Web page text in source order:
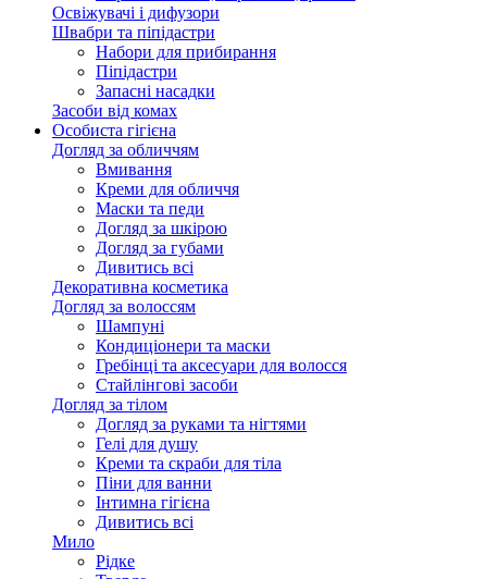
Освіжувачі і дифузори
Швабри та піпідастри
Набори для прибирання
Піпідастри
Запасні насадки
Засоби від комах
Особиста гігієна
Догляд за обличчям
Вмивання
Креми для обличчя
Маски та педи
Догляд за шкірою
Догляд за губами
Дивитись всі
Декоративна косметика
Догляд за волоссям
Шампуні
Кондиціонери та маски
Гребінці та аксесуари для волосся
Стайлінгові засоби
Догляд за тілом
Догляд за руками та нігтями
Гелі для душу
Креми та скраби для тіла
Піни для ванни
Інтимна гігієна
Дивитись всі
Мило
Рідке